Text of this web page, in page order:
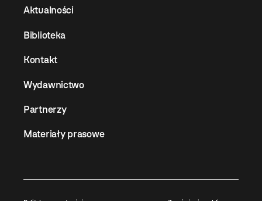
Aktualności
Biblioteka
Kontakt
Wydawnictwo
Partnerzy
Materiały prasowe